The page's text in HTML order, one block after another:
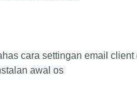
cara settingan email
awal os